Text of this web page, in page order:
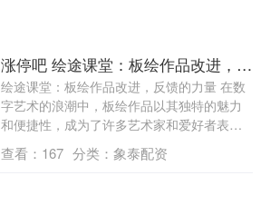
涨停吧 绘途课堂：板绘作品改进，反馈的力量
绘途课堂：板绘作品改进，反馈的力量 在数
字艺术的浪潮中，板绘作品以其独特的魅力
和便捷性，成为了许多艺术家和爱好者表达
创意....
查看： 167 分类： 象泰配资